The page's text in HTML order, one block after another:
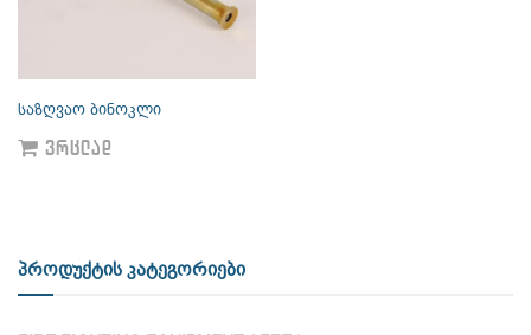
საზღვაო ბინოკლი
ᲕᲠᲪᲚᲐᲓ
პროდუქტის კატეგორიები